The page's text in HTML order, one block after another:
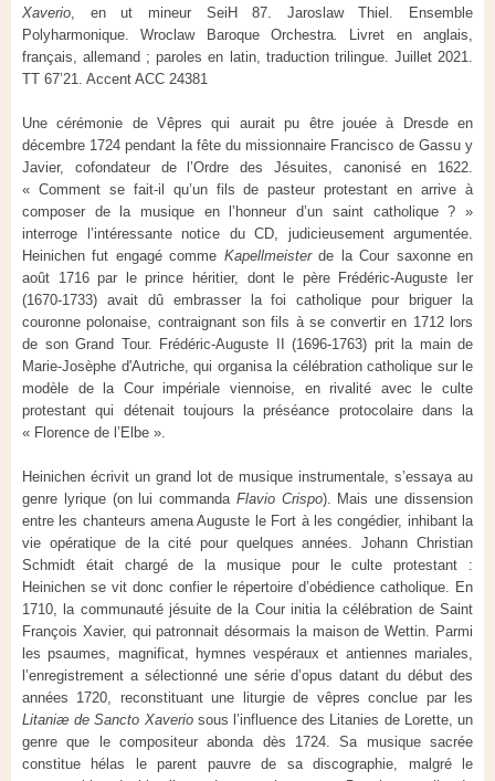
Xaverio , en ut mineur SeiH 87. Jaroslaw Thiel. Ensemble
Polyharmonique. Wroclaw Baroque Orchestra
Livret en anglais,
français, allemand ; paroles en latin, traduction trilingue. Juillet 2021.
TT 67’21. Accent ACC 24381
Une cérémonie de Vêpres qui aurait pu être jouée à Dresde en
décembre 1724 pendant la fête du missionnaire Francisco de Gassu y
Javier, cofondateur de l’Ordre des Jésuites, canonisé en 1622.
« Comment se fait-il qu’un fils de pasteur protestant en arrive à
composer de la musique en l’honneur d’un saint catholique ? »
interroge l’intéressante notice du CD, judicieusement argumentée.
Heinichen fut engagé comme Kapellmeisterde la Cour saxonne en
août 1716 par le prince héritier, dont le père Frédéric-Auguste Ier
(1670-1733) avait dû embrasser la foi catholique pour briguer la
couronne polonaise, contraignant son fils à se convertir en 1712 lors
de son Grand Tour. Frédéric-Auguste II (1696-1763) prit la main de
Marie-Josèphe d'Autriche, qui organisa la célébration catholique sur le
modèle de la Cour impériale viennoise, en rivalité avec le culte
protestant qui détenait toujours la préséance protocolaire dans la
« Florence de l’Elbe ».
Heinichen écrivit un grand lot de musique instrumentale, s’essaya au
genre lyrique (on lui commanda Flavio Crispo). Mais une dissension
entre les chanteurs amena Auguste le Fort à les congédier, inhibant la
vie opératique de la cité pour quelques années. Johann Christian
Schmidt était chargé de la musique pour le culte protestant :
Heinichen se vit donc confier le répertoire d’obédience catholique. En
1710, la communauté jésuite de la Cour initia la célébration de Saint
François Xavier, qui patronnait désormais la maison de Wettin. Parmi
les psaumes, magnificat, hymnes vespéraux et antiennes mariales,
l’enregistrement a sélectionné une série d’opus datant du début des
années 1720, reconstituant une liturgie de vêpres conclue par les
Litaniæ de Sancto Xaverio sous l’influence des Litanies de Lorette, un
genre que le compositeur abonda dès 1724. Sa musique sacrée
constitue hélas le parent pauvre de sa discographie, malgré le